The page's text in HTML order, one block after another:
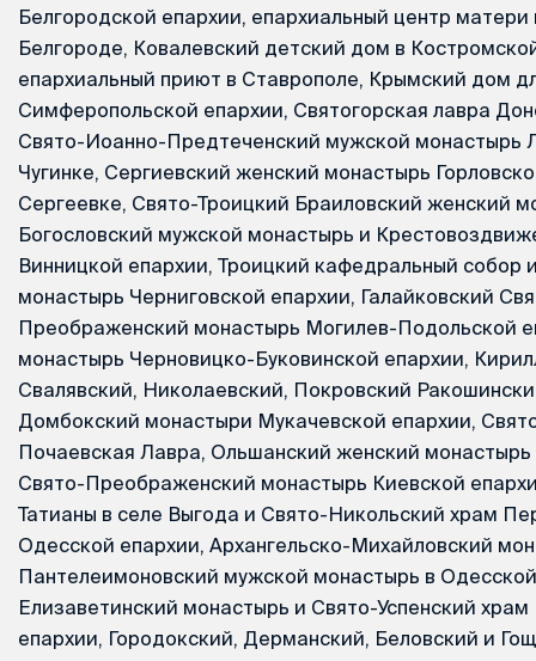
Белгородской епархии, епархиальный центр матери
Белгороде, Ковалевский детский дом в
епархиальный приют в Ставрополе, Крымский дом
Симферопольской епархии, Святогорская лавра
Свято-Иоанно-Предтеченский мужской монастырь
Чугинке, Сергиевский женский монастырь
Сергеевке, Свято-Троицкий Браиловский женский
Богословский мужской монастырь и
Винницкой епархии, Троицкий кафедральный собор
монастырь Черниговской епархии, Галайковский
Преображенский монастырь Могилев-Подольской
монастырь Черновицко-Буковинской епархии,
Свалявский, Николаевский, Покровский
Домбокский монастыри Мукачевской епархии,
Почаевская Лавра, Ольшанский женский
Свято-Преображенский монастырь Киевской
Татианы в селе Выгода и Свято-Никольский храм
Одесской епархии, Архангельско-Михайловский
Пантелеимоновский мужской монастырь в
Елизаветинский монастырь и Свято-Успенский
епархии, Городокский, Дерманский, Беловский и